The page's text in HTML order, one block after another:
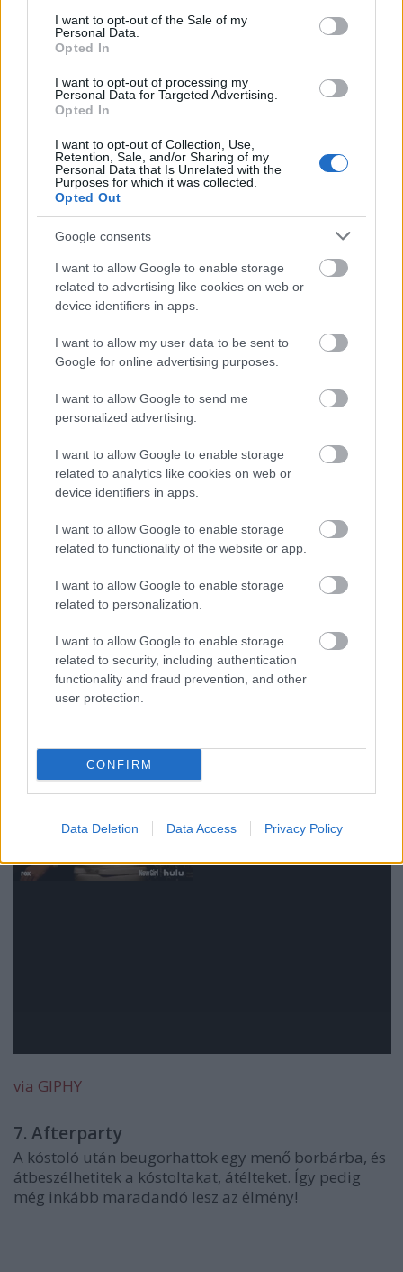
consent section.
I want to opt-out of the Sale of my
Personal Data.
Opted In
I want to opt-out of processing my
Personal Data for Targeted Advertising.
Opted In
I want to opt-out of Collection, Use,
Retention, Sale, and/or Sharing of my
Personal Data that Is Unrelated with the
Purposes for which it was collected.
Opted Out
Google consents
I want to allow Google to enable storage
related to advertising like cookies on web or
device identifiers in apps.
I want to allow my user data to be sent to
Google for online advertising purposes.
I want to allow Google to send me
personalized advertising.
I want to allow Google to enable storage
related to analytics like cookies on web or
device identifiers in apps.
I want to allow Google to enable storage
related to functionality of the website or app.
I want to allow Google to enable storage
related to personalization.
I want to allow Google to enable storage
related to security, including authentication
functionality and fraud prevention, and other
user protection.
CONFIRM
Data Deletion Data Access Privacy Policy
via GIPHY
5. Elkészülhet életed legjobb fotója
Ha nem egyedül mész, akkor nem kell szelfibotot
vinni magaddal, és a gyengébb minőségű elülső
kamerával bajlódni. Biztosak vagyunk benne, hogy a
baráti társaságod nagy örömmel elkészíti életed
via GIPHY
6. Kell a baráti támogatás
számíthatsz barátaid támogatására, legyen szó a
moderált viselkedésről, a taxi hívásáról vagy a
megfelelő ágyba kerülésről. (Egyébként így m
véletlenül sem fordulhat elő, hogy kiábrándultan
via GIPHY
7. Afterparty
A kóstoló után beugorhattok egy menő borbárba, és
átbeszélhetitek a kóstoltakat, átélteket. Így pedig
még inkább maradandó lesz az élmény!